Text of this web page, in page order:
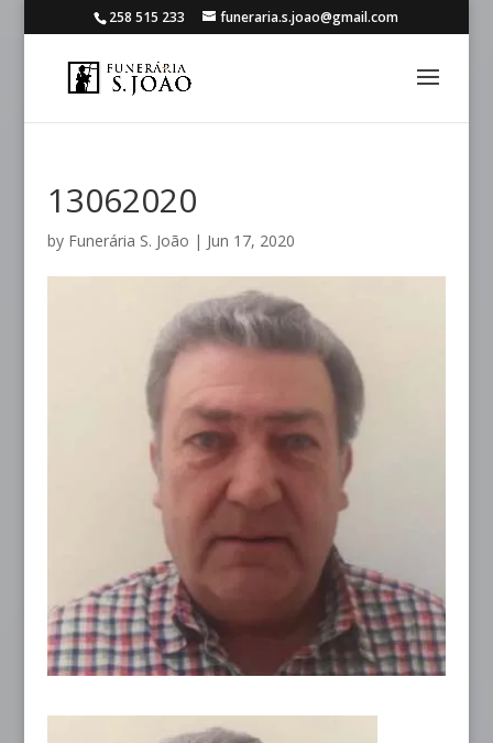
258 515 233 funeraria.s.joao@gmail.com
13062020
by Funerária S. João | Jun 17, 2020